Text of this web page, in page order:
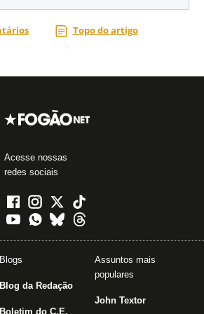
Acesse nossas
redes sociais
Blogs
Blog da Redação
Boletim do C.E.
Assuntos mais
populares
John Textor